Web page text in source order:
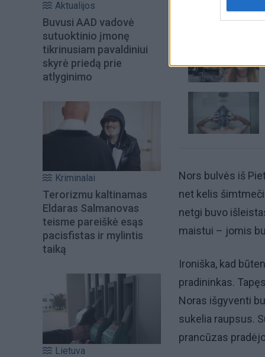
Aktualijos
Buvusi AAD vadovė
sutuoktinio įmonę
tikrinusiam pavaldiniui
skyrė priedą prie
atlyginimo
Kriminalai
Terorizmu kaltinamas
Eldaras Salmanovas
teisme pareiškė esąs
pacisfistas ir mylintis
taiką
Lietuva
Šiuo metu
Nors bulvės iš
net kelis
netgi buvo
maistui – jomis
Ironiška, kad
pradininkas.
Noras išgyventi
sukelia raupsus.
prancūzas